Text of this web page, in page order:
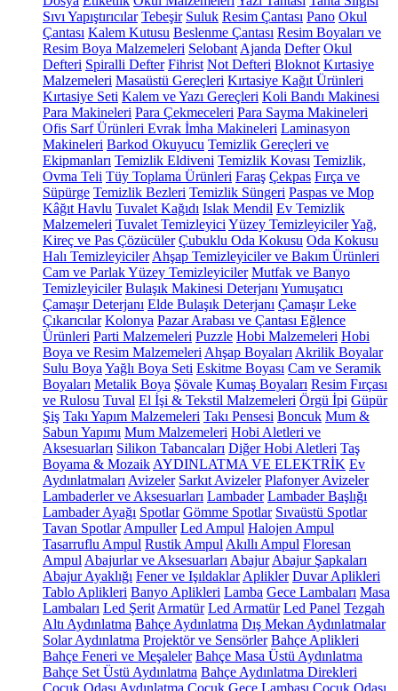
Sıvı Yapıştırıcılar Tebeşir Suluk Resim Çantası Pano Okul
Çantası Kalem Kutusu Beslenme Çantası Resim Boyaları ve
Resim Boya Malzemeleri Selobant Ajanda Defter Okul
Defteri Spiralli Defter Fihrist Not Defteri Bloknot Kırtasiye
Malzemeleri Masaüstü Gereçleri Kırtasiye Kağıt Ürünleri
Kırtasiye Seti Kalem ve Yazı Gereçleri Koli Bandı Makinesi
Para Makineleri Para Çekmeceleri Para Sayma Makineleri
Ofis Sarf Ürünleri Evrak İmha Makineleri Laminasyon
Makineleri Barkod Okuyucu Temizlik Gereçleri ve
Ekipmanları Temizlik Eldiveni Temizlik Kovası Temizlik,
Ovma Teli Tüy Toplama Ürünleri Faraş Çekpas Fırça ve
Süpürge Temizlik Bezleri Temizlik Süngeri Paspas ve Mop
Kâğıt Havlu Tuvalet Kağıdı Islak Mendil Ev Temizlik
Malzemeleri Tuvalet Temizleyici Yüzey TemizleyicilerYağ,
Kireç ve Pas Çözücüler Çubuklu Oda Kokusu Oda Kokusu
Halı Temizleyiciler Ahşap Temizleyiciler ve Bakım Ürünleri
Cam ve Parlak Yüzey Temizleyiciler Mutfak ve Banyo
Temizleyiciler Bulaşık Makinesi Deterjanı Yumuşatıcı
Çamaşır Deterjanı Elde Bulaşık Deterjanı Çamaşır Leke
Çıkarıcılar Kolonya Pazar Arabası ve Çantası Eğlence
Ürünleri Parti Malzemeleri Puzzle Hobi Malzemeleri Hobi
Boya ve Resim Malzemeleri Ahşap Boyaları Akrilik Boyalar
Sulu Boya Yağlı Boya Seti Eskitme Boyası Cam ve Seramik
Boyaları Metalik Boya Şövale Kumaş Boyaları Resim Fırçası
ve Rulosu Tuval El İşi & Tekstil Malzemeleri Örgü İpi Güpür
Şiş Takı Yapım Malzemeleri Takı Pensesi Boncuk Mum &
Sabun Yapımı Mum Malzemeleri Hobi Aletleri ve
Aksesuarları Silikon Tabancaları Diğer Hobi Aletleri Taş
Boyama & Mozaik AYDINLATMA VE ELEKTRİK Ev
Aydınlatmaları Avizeler Sarkıt Avizeler Plafonyer Avizeler
Lambaderler ve Aksesuarları Lambader Lambader Başlığı
Lambader Ayağı Spotlar Gömme Spotlar Sıvaüstü Spotlar
Tavan Spotlar Ampuller Led Ampul Halojen Ampul
Tasarruflu Ampul Rustik Ampul Akıllı Ampul Floresan
Ampul Abajurlar ve Aksesuarları Abajur Abajur Şapkaları
Abajur Ayaklığı Fener ve Işıldaklar Aplikler Duvar Aplikleri
Tablo Aplikleri Banyo Aplikleri Lamba Gece Lambaları Masa
Lambaları Led Şerit Armatür Led Armatür Led Panel Tezgah
Altı Aydınlatma Bahçe Aydınlatma Dış Mekan Aydınlatmalar
Solar Aydınlatma Projektör ve Sensörler Bahçe Aplikleri
Bahçe Feneri ve Meşaleler Bahçe Masa Üstü Aydınlatma
Bahçe Set Üstü Aydınlatma Bahçe Aydınlatma Direkleri
Çocuk Odası Aydınlatma Çocuk Gece Lambası Çocuk Odası